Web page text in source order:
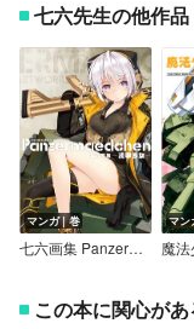
七六先生の他作品
マンガ｜巻
七六画集 Panzermaedchen－装甲少女－
マン
この本に関心が